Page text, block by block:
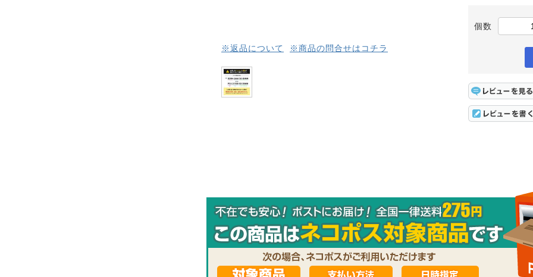
※返品について ※商品の問合せはコチラ
個数